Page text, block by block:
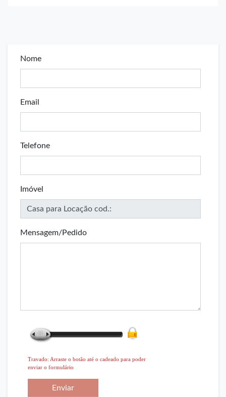
Nome
Email
Telefone
Imóvel
Mensagem/Pedido
Travado: Arraste o botão até o cadeado para poder
enviar o formulário
Enviar